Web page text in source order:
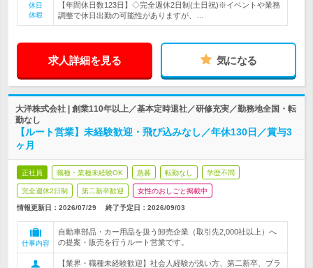
休日
休暇
【年間休日数123日】◇完全週休2日制(土日祝)※イベントや業務
調整で休日出勤の可能性がありますが、…
求人詳細を見る 気になる
大洋株式会社 | 創業110年以上／基本定時退社／研修充実／勤務地全国・転
勤なし
【ルート営業】未経験歓迎・飛び込みなし／年休130日／賞与3
ヶ月
正社員 職種・業種未経験OK 急募 転勤なし 学歴不問
完全週休2日制 第二新卒歓迎 女性のおしごと掲載中
情報更新日：2026/07/29 終了予定日： 2026/09/03
仕事内容
自動車部品・カー用品を扱う卸売企業（取引先2,000社以上）へ
の提案・販売を行うルート営業です。
【業界・職種未経験歓迎】社会人経験が浅い方、第二新卒、ブラ